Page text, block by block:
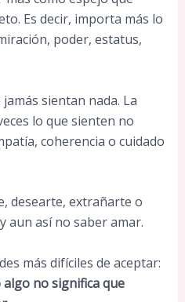
Es decir, importa más lo
poder, estatus,
sientan nada. La
lo que sienten no
coherencia o cuidado
desearte, extrañarte o
aun así no saber amar.
más difíciles de aceptar:
no significa que